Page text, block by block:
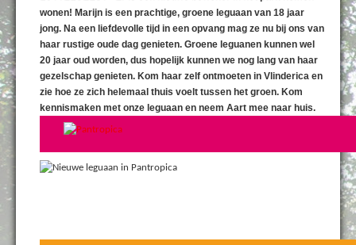
wonen! Marijn is een prachtige, groene leguaan van 18 jaar
jong. Na een liefdevolle tijd in een opvang mag ze nu bij ons van
haar rustige oude dag genieten. Groene leguanen kunnen wel
20 jaar oud worden, dus hopelijk kunnen we nog lang van haar
gezelschap genieten. Kom haar zelf ontmoeten in Vlinderica en
zie hoe ze zich helemaal thuis voelt tussen het groen. Kom
kennismaken met onze leguaan en neem Aart mee naar huis.